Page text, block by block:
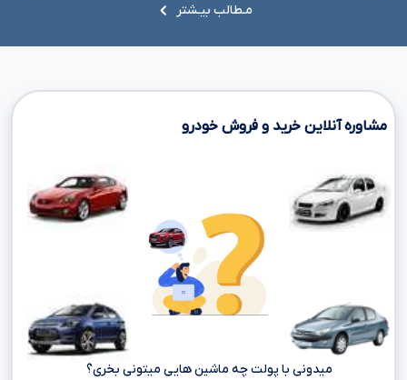
مـطالب بیـشتر
مشاوره آنلاین خرید و فروش خودرو
میدونی با پولت چه ماشین هایی میتونی بخری؟